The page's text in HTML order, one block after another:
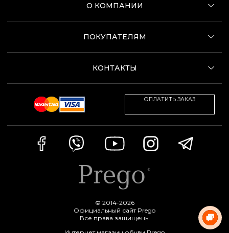
О КОМПАНИИ
ПОКУПАТЕЛЯМ
КОНТАКТЫ
ОПЛАТИТЬ ЗАКАЗ
© 2014-2026
Официальный сайт Prego
Все права защищены